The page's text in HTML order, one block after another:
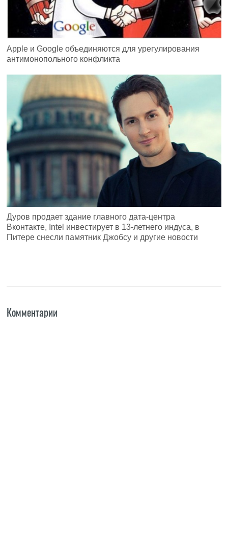
Apple и Google объединяются для урегулирования
антимонопольного конфликта
Дуров продает здание главного дата-центра
Вконтакте, Intel инвестирует в 13-летнего индуса, в
Питере снесли памятник Джобсу и другие новости
Комментарии